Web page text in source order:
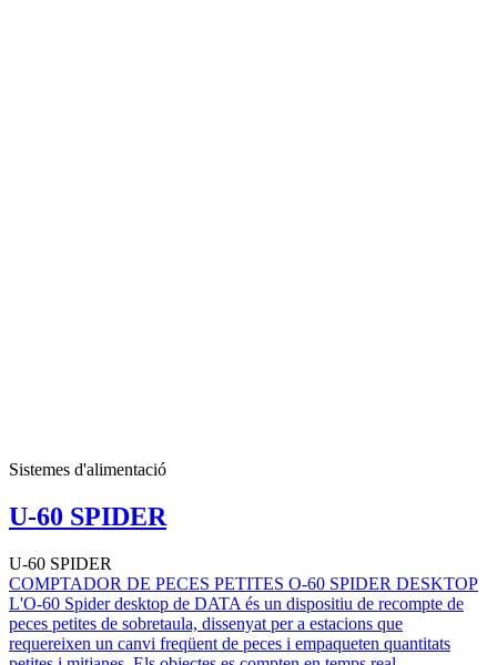
Sistemes d'alimentació
U-60 SPIDER
U-60 SPIDER
COMPTADOR DE PECES PETITES O-60 SPIDER DESKTOP
L'O-60 Spider desktop de DATA és un dispositiu de recompte de
peces petites de sobretaula, dissenyat per a estacions que
requereixen un canvi freqüent de peces i empaqueten quantitats